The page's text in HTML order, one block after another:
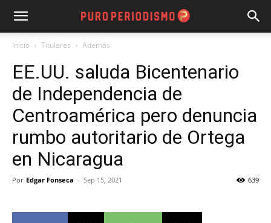
Inicio Titulares Además
EE.UU. saluda Bicentenario
de Independencia de
Centroamérica pero denuncia
rumbo autoritario de Ortega
en Nicaragua
Por Edgar Fonseca - Sep 15, 2021 639